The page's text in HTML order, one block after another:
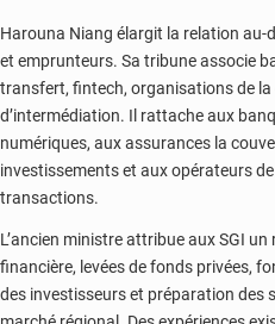
Harouna Niang élargit la relation au-
et emprunteurs. Sa tribune associe
transfert, fintech, organisations de
d’intermédiation. Il rattache aux
numériques, aux assurances la
investissements et aux opérateurs
transactions.
L’ancien ministre attribue aux SGI
financière, levées de fonds privées,
des investisseurs et préparation des